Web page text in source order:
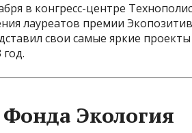
в конгресс-центре
лауреатов премии
свои самые яркие
Экология